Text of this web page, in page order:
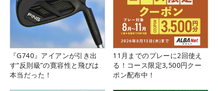
『G740』アイアンが引き出
す“反則級”の寛容性と飛びは
本当だった！
11月までのプレーに2回使え
る！コース限定3,500円クー
ポン配布中！